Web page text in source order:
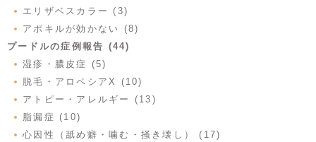
エリザベスカラー (3)
アポキルが効かない (8)
プードルの症例報告 (44)
湿疹・膿皮症 (5)
脱毛・アロペシアX (10)
アトピー・アレルギー (13)
脂漏症 (10)
心因性（舐め癖・噛む・掻き壊し） (17)